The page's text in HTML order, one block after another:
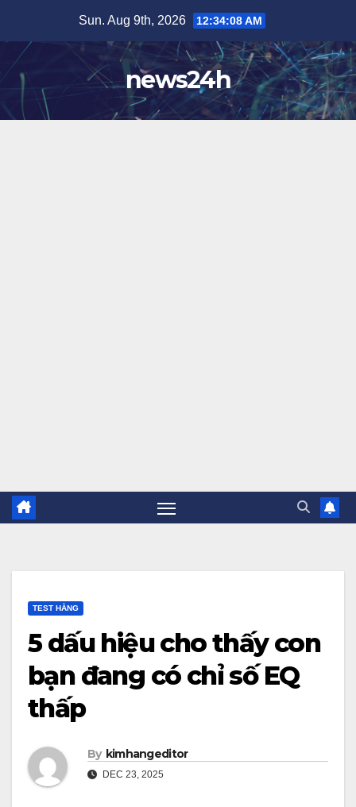
content
Sun. Aug 9th, 2026 12:34:10 AM
news24h
TEST HẰNG
5 dấu hiệu cho thấy con
bạn đang có chỉ số EQ
thấp
By kimhangeditor
DEC 23, 2025